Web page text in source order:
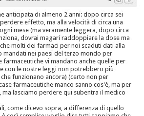
anticipata di almeno 2 anni: dopo circa sei
effetto, ma alla velocità di circa una
mese (ma veramente leggera, dopo circa
dovrai magari raddoppiare la dose ma
molti dei farmaci per noi scaduti dati alla
mandati nei paesi del terzo mondo per
farmaceutiche vi mandano anche quelle per
con le nostre leggi non potrebbero più
funzionano ancora) (certo non per
farmaceutiche manco sanno cos'è, ma per
ma lasciamo perdere qui subentra il medico
come dicevo sopra, a differenza di quello